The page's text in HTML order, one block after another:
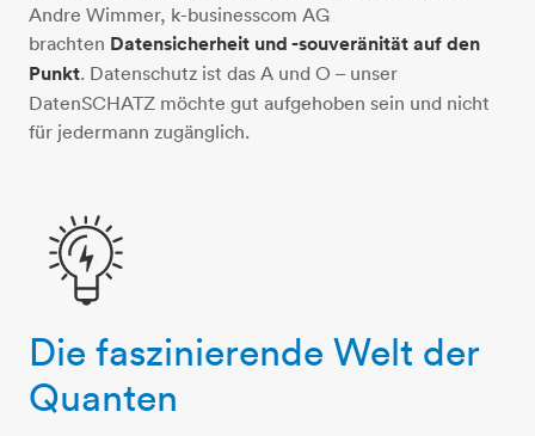
Andre Wimmer, k-businesscom AG
brachten Datensicherheit und -souveränität auf den
Punkt. Datenschutz ist das A und O – unser
DatenSCHATZ möchte gut aufgehoben sein und nicht
für jedermann zugänglich.
leuchtmittel-blitz
Die faszinierende Welt der
Quanten